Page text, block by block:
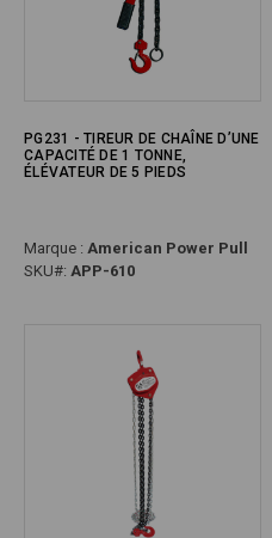
PG231 - TIREUR DE CHAÎNE D’UNE
CAPACITÉ DE 1 TONNE,
ÉLÉVATEUR DE 5 PIEDS
Marque : American Power Pull
SKU#: APP-610